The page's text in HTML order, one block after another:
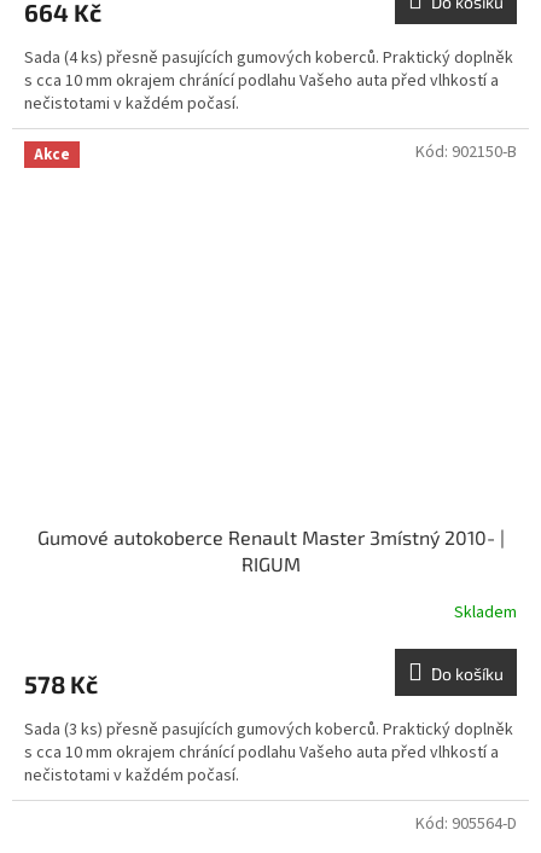
664 Kč
Sada (4 ks) přesně pasujících gumových koberců. Praktický doplněk
s cca 10 mm okrajem chránící podlahu Vašeho auta před vlhkostí a
nečistotami v každém počasí.
Akce
Gumové autokoberce Renault Master 3místný 2010- |
RIGUM
Skladem
578 Kč Do košíku
Sada (3 ks) přesně pasujících gumových koberců. Praktický doplněk
s cca 10 mm okrajem chránící podlahu Vašeho auta před vlhkostí a
nečistotami v každém počasí.
Kód: 902150-B
Kód: 905564-D